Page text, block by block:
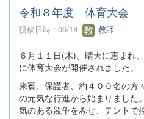
令和８年度 体育大会
投稿日時 : 06/18 教師
６月１１日(木)、晴天に恵まれ
に体育大会が開催されました。
来賓、保護者、約４００名の方
の元気な行進から始まりました
気のある競争をみせ、テントで